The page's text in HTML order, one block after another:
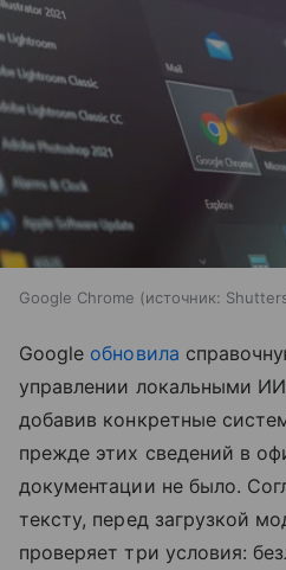
Google Chrome источник:
Google обновила
управлении локальными
добавив конкретные
прежде этих сведений в
документации не было.
тексту, перед загрузкой
проверяет три условия: